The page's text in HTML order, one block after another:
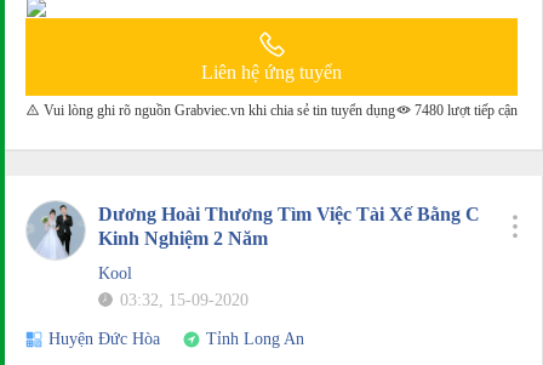
Liên hệ ứng tuyển
Vui lòng ghi rõ nguồn Grabviec.vn khi chia sẻ tin tuyển dụng 7480 lượt tiếp cận
Dương Hoài Thương Tìm Việc Tài Xế Bằng C
Kinh Nghiệm 2 Năm
Kool
03:32, 15-09-2020
Huyện Đức Hòa Tỉnh Long An